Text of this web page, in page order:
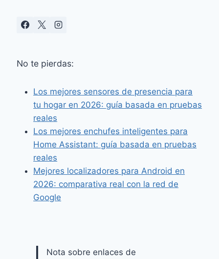
No te pierdas:
Los mejores sensores de presencia para
tu hogar en 2026: guía basada en pruebas
reales
Los mejores enchufes inteligentes para
Home Assistant: guía basada en pruebas
reales
Mejores localizadores para Android en
2026: comparativa real con la red de
Google
Nota sobre enlaces de